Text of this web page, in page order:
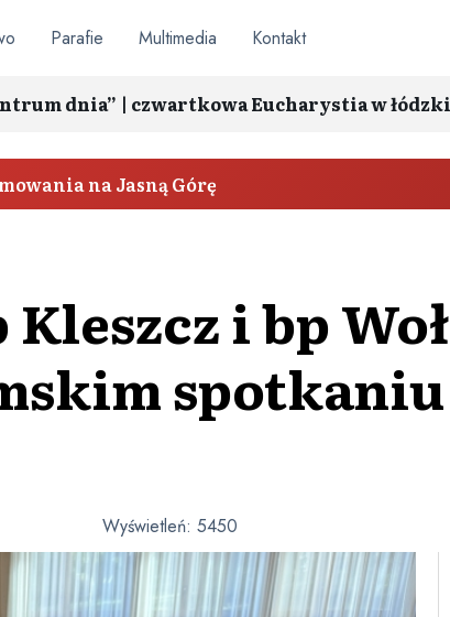
Parafie Multimedia Kontakt
dnia” | czwartkowa Eucharystia w
na Jasną Górę
i bp
Wyświetleń: 5450